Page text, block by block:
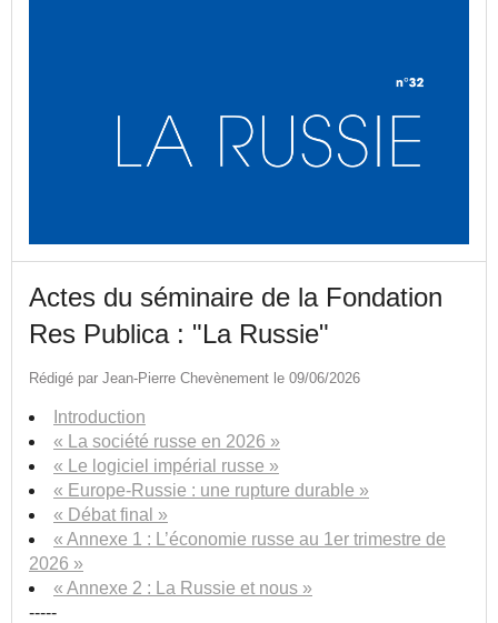
Actes du séminaire de la Fondation
Res Publica : "La Russie"
Rédigé par Jean-Pierre Chevènement le 09/06/2026
Introduction
« La société russe en 2026 »
« Le logiciel impérial russe »
« Europe-Russie : une rupture durable »
« Débat final »
« Annexe 1 : L’économie russe au 1er trimestre de
2026 »
« Annexe 2 : La Russie et nous »
-----